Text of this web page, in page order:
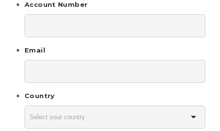
OUVREZ UN COMPTE GRATUIT
Account Number
Email
Country